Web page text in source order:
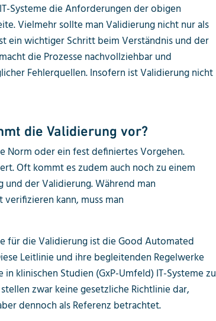
Systeme die Anforderungen der obigen
Vielmehr sollte man Validierung nicht nur als
ein wichtiger Schritt beim Verständnis und der
die Prozesse nachvollziehbar und
Fehlerquellen. Insofern ist Validierung nicht
die Validierung vor?
Norm oder ein fest definiertes Vorgehen.
Oft kommt es zudem auch noch zu einem
der Validierung. Während man
kann, muss man
für die Validierung ist die Good Automated
Leitlinie und ihre begleitenden Regelwerke
klinischen Studien (GxP-Umfeld) IT-Systeme zu
zwar keine gesetzliche Richtlinie dar,
dennoch als Referenz betrachtet.